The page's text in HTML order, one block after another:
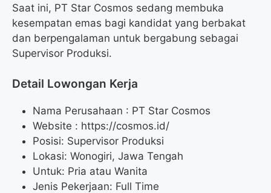
Saat ini, PT Star Cosmos sedang membuka
kesempatan emas bagi kandidat yang berbakat
dan berpengalaman untuk bergabung sebagai
Supervisor Produksi.
Detail Lowongan Kerja
Nama Perusahaan : PT Star Cosmos
Website : https://cosmos.id/
Posisi: Supervisor Produksi
Lokasi: Wonogiri, Jawa Tengah
Untuk: Pria atau Wanita
Jenis Pekerjaan: Full Time